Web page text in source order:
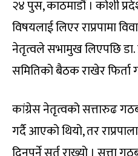
२४ पुस, काठमाडौं । कोशी
विषयलाई लिएर राप्रपामा
नेतृत्वले सभामुख लिएपछि डा.
समितिको बैठक राखेर फिर्ता
कांग्रेस नेतृत्वको सत्तारुढ
गर्दै आएको थियो, तर